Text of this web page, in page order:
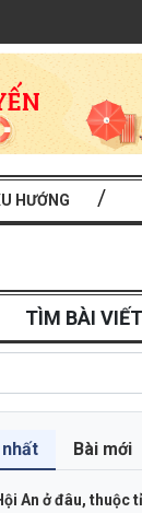
HƯỚNG
TÌM BÀI VIẾT
Bài mới
An ở đâu, thuộc